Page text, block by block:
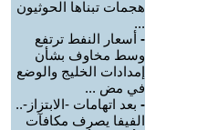
هجمات تبناها الحوثيون
...
- أسعار النفط ترتفع
وسط مخاوف بشأن
إمدادات الخليج والوضع
في مض ...
- بعد اتهامات -الابتزاز-..
الفيفا يصرف مكافآت